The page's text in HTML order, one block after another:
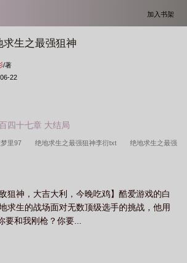
加入书架
求生之最强狙神
/著
22
四十七章 大结局
里97 绝地求生之最强狙神李衍txt 绝地求生之最强
最强狙神 卢雨衫 绝地求生之最强狙神系统 绝地求
地求生之最强狙神飞卢 绝地求生最强狙神免费阅
狙神，大吉大利，今晚吃鸡】酷爱游戏的白
求生的战场面对无数顶级选手的挑战，他用
和我刚枪？你要...